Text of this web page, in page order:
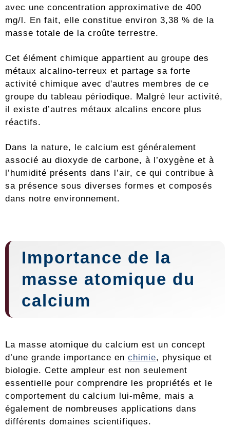
avec une concentration approximative de 400
mg/l. En fait, elle constitue environ 3,38 % de la
masse totale de la croûte terrestre.
Cet élément chimique appartient au groupe des
métaux alcalino-terreux et partage sa forte
activité chimique avec d'autres membres de ce
groupe du tableau périodique. Malgré leur activité,
il existe d’autres métaux alcalins encore plus
réactifs.
Dans la nature, le calcium est généralement
associé au dioxyde de carbone, à l’oxygène et à
l’humidité présents dans l’air, ce qui contribue à
sa présence sous diverses formes et composés
dans notre environnement.
Importance de la
masse atomique du
calcium
La masse atomique du calcium est un concept
d’une grande importance en chimie, physique et
biologie. Cette ampleur est non seulement
essentielle pour comprendre les propriétés et le
comportement du calcium lui-même, mais a
également de nombreuses applications dans
différents domaines scientifiques.